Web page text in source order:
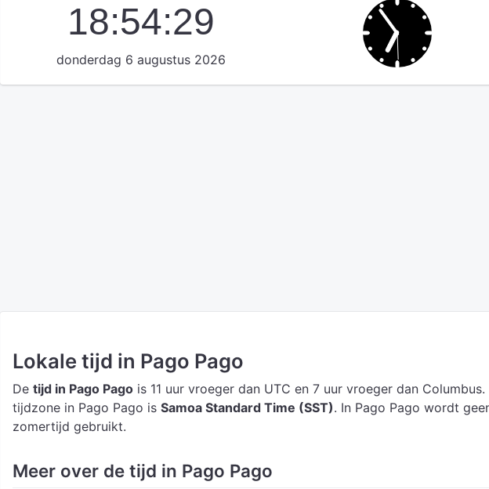
18:54:30
donderdag 6 augustus 2026
Lokale tijd in Pago Pago
De tijd in Pago Pago is 11 uur vroeger dan UTC en 7 uur vroeger dan Columbus.
tijdzone in Pago Pago is Samoa Standard Time (SST). In Pago Pago wordt
zomertijd gebruikt.
Meer over de tijd in Pago Pago